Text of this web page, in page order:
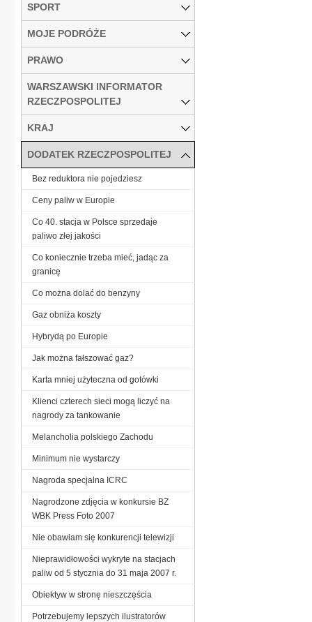
SPORT
MOJE PODRÓŻE
PRAWO
WARSZAWSKI INFORMATOR
RZECZPOSPOLITEJ
KRAJ
DODATEK RZECZPOSPOLITEJ
Bez reduktora nie pojedziesz
Ceny paliw w Europie
Co 40. stacja w Polsce sprzedaje
paliwo złej jakości
Co koniecznie trzeba mieć, jadąc za
granicę
Co można dolać do benzyny
Gaz obniża koszty
Hybrydą po Europie
Jak można fałszować gaz?
Karta mniej użyteczna od gotówki
Klienci czterech sieci mogą liczyć na
nagrody za tankowanie
Melancholia polskiego Zachodu
Minimum nie wystarczy
Nagroda specjalna ICRC
Nagrodzone zdjęcia w konkursie BZ
WBK Press Foto 2007
Nie obawiam się konkurencji telewizji
Nieprawidłowości wykryte na stacjach
paliw od 5 stycznia do 31 maja 2007 r.
Obiektyw w stronę nieszczęścia
Potrzebujemy lepszych ilustratorów